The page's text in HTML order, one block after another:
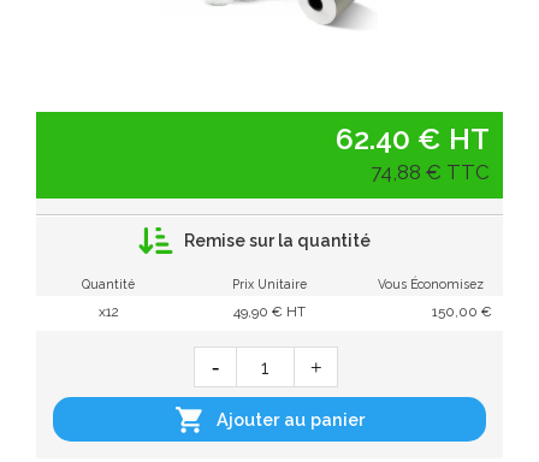
62.40 € HT
74,88 € TTC
Remise sur la quantité
Quantité Prix Unitaire Vous Économisez
x12 49,90 € HT 150,00 €
 Ajouter au panier